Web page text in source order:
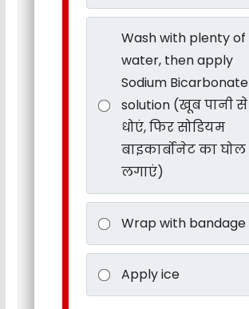
Wash with plenty of
water, then apply
Sodium Bicarbonate
solution (खूब पानी से
धोएं, फिर सोडियम
बाइकार्बोनेट का घोल
लगाएं)
Wrap with bandage
Apply ice